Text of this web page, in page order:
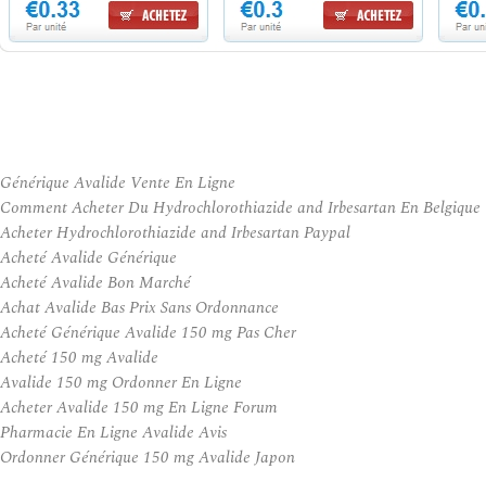
Générique Avalide Vente En Ligne
Comment Acheter Du Hydrochlorothiazide and Irbesartan En Belgique
Acheter Hydrochlorothiazide and Irbesartan Paypal
Acheté Avalide Générique
Acheté Avalide Bon Marché
Achat Avalide Bas Prix Sans Ordonnance
Acheté Générique Avalide 150 mg Pas Cher
Acheté 150 mg Avalide
Avalide 150 mg Ordonner En Ligne
Acheter Avalide 150 mg En Ligne Forum
Pharmacie En Ligne Avalide Avis
Ordonner Générique 150 mg Avalide Japon